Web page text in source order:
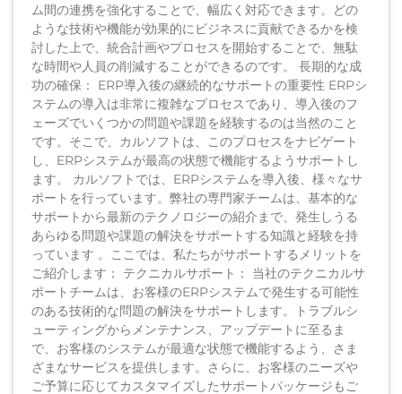
ム間の連携を強化することで、幅広く対応できます。どの
ような技術や機能が効果的にビジネスに貢献できるかを検
討した上で、統合計画やプロセスを開始することで、無駄
な時間や人員の削減することができるのです。 長期的な成
功の確保： ERP導入後の継続的なサポートの重要性 ERPシ
ステムの導入は非常に複雑なプロセスであり、導入後のフ
ェーズでいくつかの問題や課題を経験するのは当然のこと
です。そこで、カルソフトは、このプロセスをナビゲート
し、ERPシステムが最高の状態で機能するようサポートし
ます。 カルソフトでは、ERPシステムを導入後、様々なサ
ポートを行っています。弊社の専門家チームは、基本的な
サポートから最新のテクノロジーの紹介まで、発生しうる
あらゆる問題や課題の解決をサポートする知識と経験を持
っています 。ここでは、私たちがサポートするメリットを
ご紹介します： テクニカルサポート： 当社のテクニカルサ
ポートチームは、お客様のERPシステムで発生する可能性
のある技術的な問題の解決をサポートします。トラブルシ
ューティングからメンテナンス、アップデートに至るま
で、お客様のシステムが最適な状態で機能するよう、さま
ざまなサービスを提供します。さらに、お客様のニーズや
ご予算に応じてカスタマイズしたサポートパッケージもご